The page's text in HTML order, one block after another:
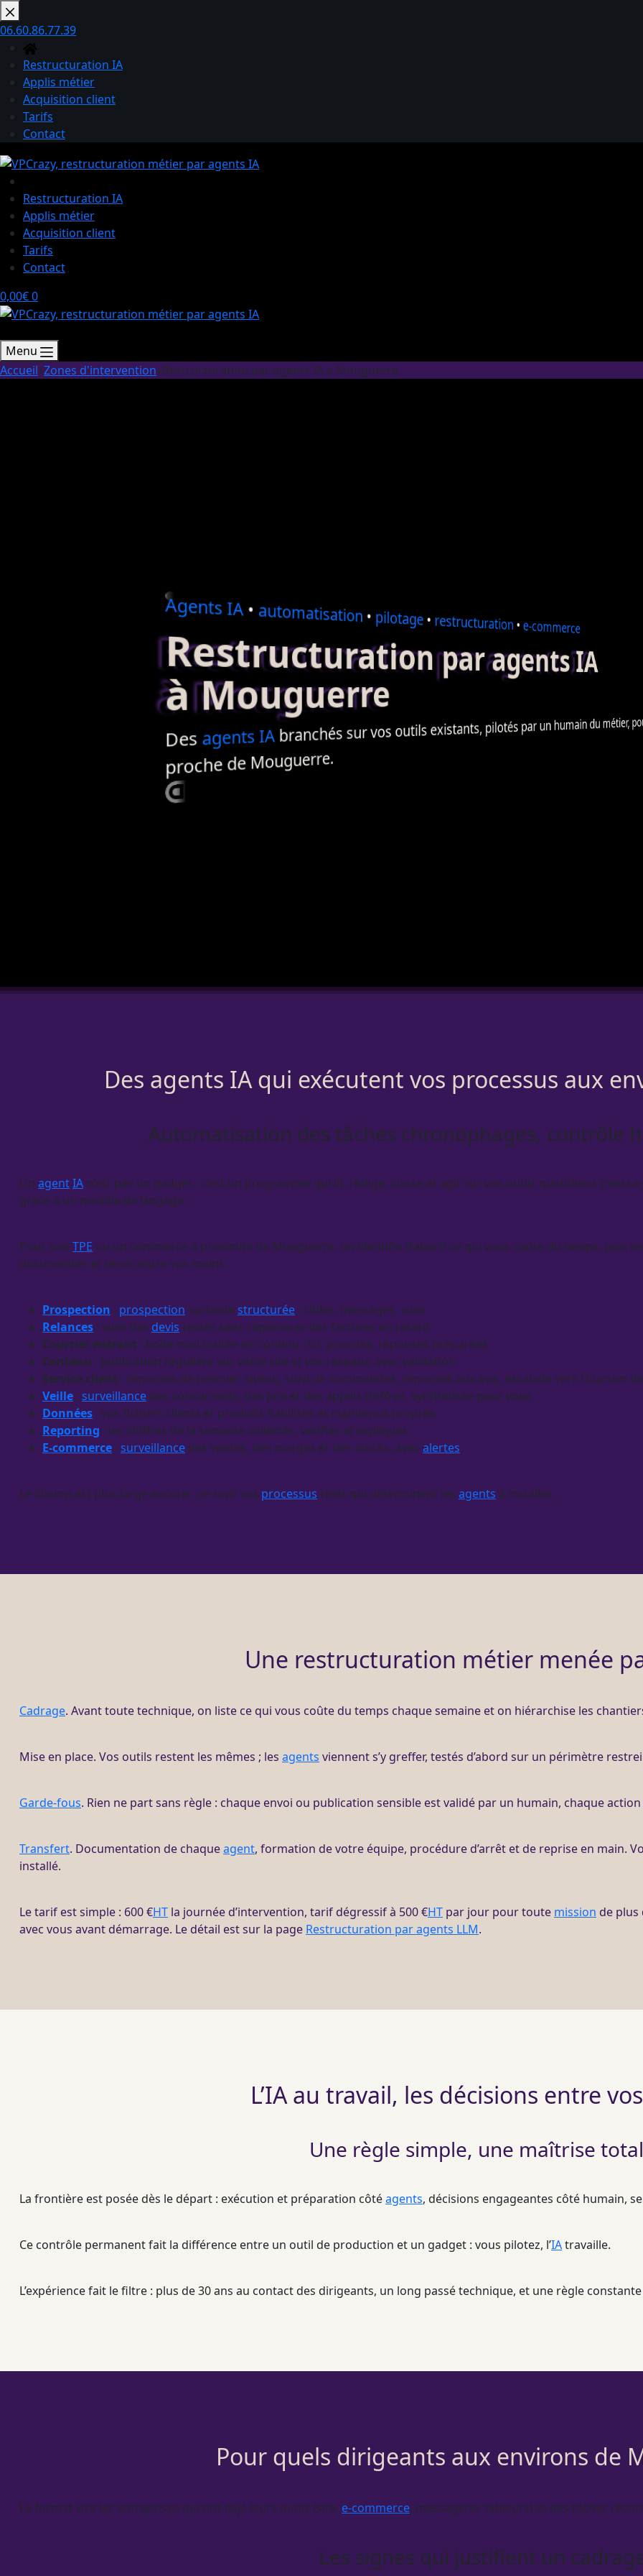
Passer
au
contenu
06.60.86.77.39
Restructuration IA
Applis métier
Acquisition client
Tarifs
Contact
Restructuration IA
Applis métier
Acquisition client
Tarifs
Contact
Panier
d’achat
0,00€0
Menu
Accueil Zones d'intervention Restructuration par agents IA à Mouguerre
AgentsIA• automatisation• pilotage• restructuration•e-commerce
Restructuration par agents IA
à Mouguerre
DesagentsIAbranchés sur vos outils existants, pilotés par un humain du métier, pour
proche de Mouguerre.
Des agents IA qui exécutent vos processus aux
Automatisation des tâches chronophages, contrôle
Un agentIA n’est pas un gadget : c’est un programme qui lit, rédige, classe et agit sur vos outils quotidiens
grâce à un modèle de langage.
Pour une TPE ou un commerce à proximité de Mouguerre, on identifie d’abord ce qui vous coûte du temps, puis
documentés et remis entre vos mains.
Prospection : prospection sortante structurée : cibles, messages, suivi
Relances : suivi des devis restés sans réponse et des factures en retard
Courrier entrant : boîte mail traitée en continu : tri, priorités, réponses préparées
Contenu : publication régulière sur votre site et vos réseaux, avec validation
Service client : réponses de premier niveau, suivi de commandes, réponses aux avis, escalade vers l’humain
Veille : surveillance des concurrents, des prix et des appels d’offres, synthétisée pour vous
Données : vos fichiers clients et produits fiabilisés et maintenus propres
Reporting : les chiffres de la semaine collectés, vérifiés et expliqués
E-commerce : surveillance des ventes, des marges et des stocks, avec alertes
Le champ est plus large encore : ce sont vos processus réels qui déterminent les agents à installer.
Une restructuration métier menée
Cadrage. Avant toute technique, on liste ce qui vous coûte du temps chaque semaine et on hiérarchise les
Mise en place. Vos outils restent les mêmes ; les agents viennent s’y greffer, testés d’abord sur un périmètre
Garde-fous. Rien ne part sans règle : chaque envoi ou publication sensible est validé par un humain, chaque
Transfert. Documentation de chaqueagent, formation de votre équipe, procédure d’arrêt et de reprise en main.
installé.
Le tarif est simple : 600 €HT la journée d’intervention, tarif dégressif à 500 €HT par jour pour toute mission de plus
avec vous avant démarrage. Le détail est sur la page Restructuration par agents LLM.
L’IA au travail, les décisions entre
Une règle simple, une maîtrise
La frontière est posée dès le départ : exécution et préparation côtéagents, décisions engageantes côté humain,
Ce contrôle permanent fait la différence entre un outil de production et un gadget : vous pilotez, l’IAtravaille.
L’expérience fait le filtre : plus de 30 ans au contact des dirigeants, un long passé technique, et une règle
Pour quels dirigeants aux environs de
Le format vise les entreprises qui ont déjà leurs outils (site, e-commerce, messagerie, tableurs) et des tâches
Les signes qui justifient un